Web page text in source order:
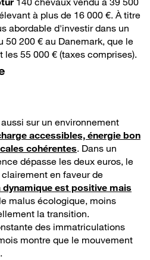
à plus de 16 000 €. À titre
abordable d'investir dans un
50 200 € au Danemark, que le
55 000 € (taxes comprises).
sur un environnement
accessibles, énergie bon
cohérentes. Dans un
dépasse les deux euros, le
en faveur de
dynamique est positive mais
malus écologique, moins
la transition.
des immatriculations
montre que le mouvement